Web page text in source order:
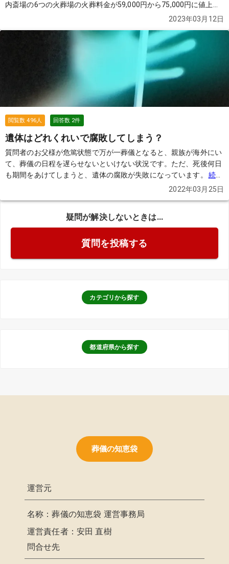
内斎場の6つの火葬場の火葬料金が59,000円から75,000円に値上げ
が開始されました。また日華多磨葬祭場も続いて値上げが開始され
2023年03月12日
閲覧数496人 回答数 2件
遺体はどれくれいで腐敗してしまう？
質問者のお父様が危篤状態で万が一葬儀となると、親族が海外にい
て、葬儀の日程を遅らせないといけない状況です。ただ、死後何日
も期間をあけてしまうと、遺体の腐敗が失敗になっています。
続き
2022年03月25日
疑問が解決しないときは...
質問を投稿する
カテゴリから探す
都道府県から探す
葬儀の知恵袋
運営元
名称：葬儀の知恵袋 運営事務局
運営責任者：安田 直樹
問合せ先